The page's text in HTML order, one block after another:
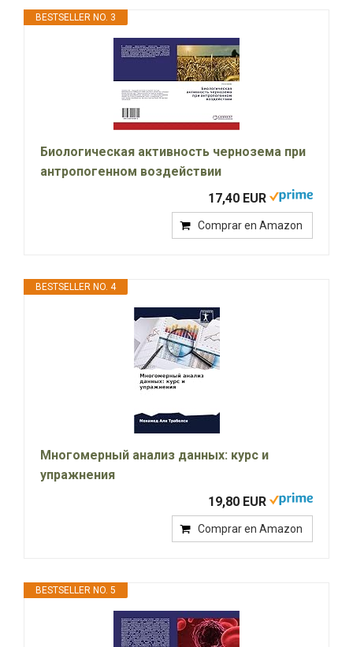
BESTSELLER NO. 3
Биологическая активность чернозема при
антропогенном воздействии
17,40 EUR
Comprar en Amazon
BESTSELLER NO. 4
Многомерный анализ данных: курс и
упражнения
19,80 EUR
Comprar en Amazon
BESTSELLER NO. 5